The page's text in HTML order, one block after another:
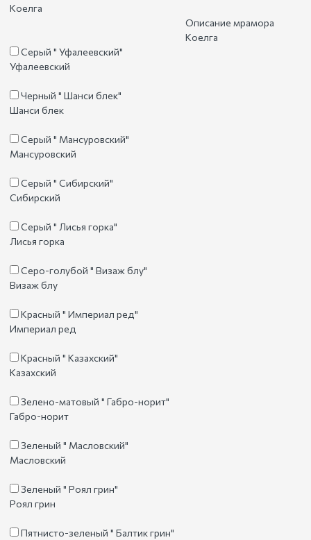
Коелга
Описание мрамора
Коелга
Серый " Уфалеевский"
Уфалеевский
Черный " Шанси блек"
Шанси блек
Серый " Мансуровский"
Мансуровский
Серый " Сибирский"
Сибирский
Серый " Лисья горка"
Лисья горка
Серо-голубой " Визаж блу"
Визаж блу
Красный " Империал ред"
Империал ред
Красный " Казахский"
Казахский
Зелено-матовый " Габро-норит"
Габро-норит
Зеленый " Масловский"
Масловский
Зеленый " Роял грин"
Роял грин
Пятнисто-зеленый " Балтик грин"